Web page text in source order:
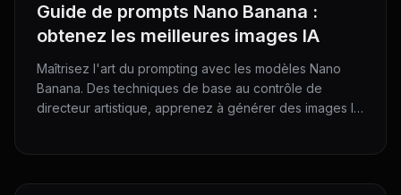
Guide de prompts Nano Banana :
obtenez les meilleures images IA
Maîtrisez l'art du prompting avec les modèles Nano
Banana. Des techniques de base au contrôle de
directeur artistique, apprenez à générer des images IA